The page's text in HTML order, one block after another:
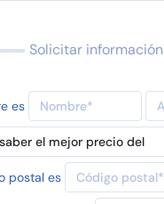
Solicitar información
es
postal es